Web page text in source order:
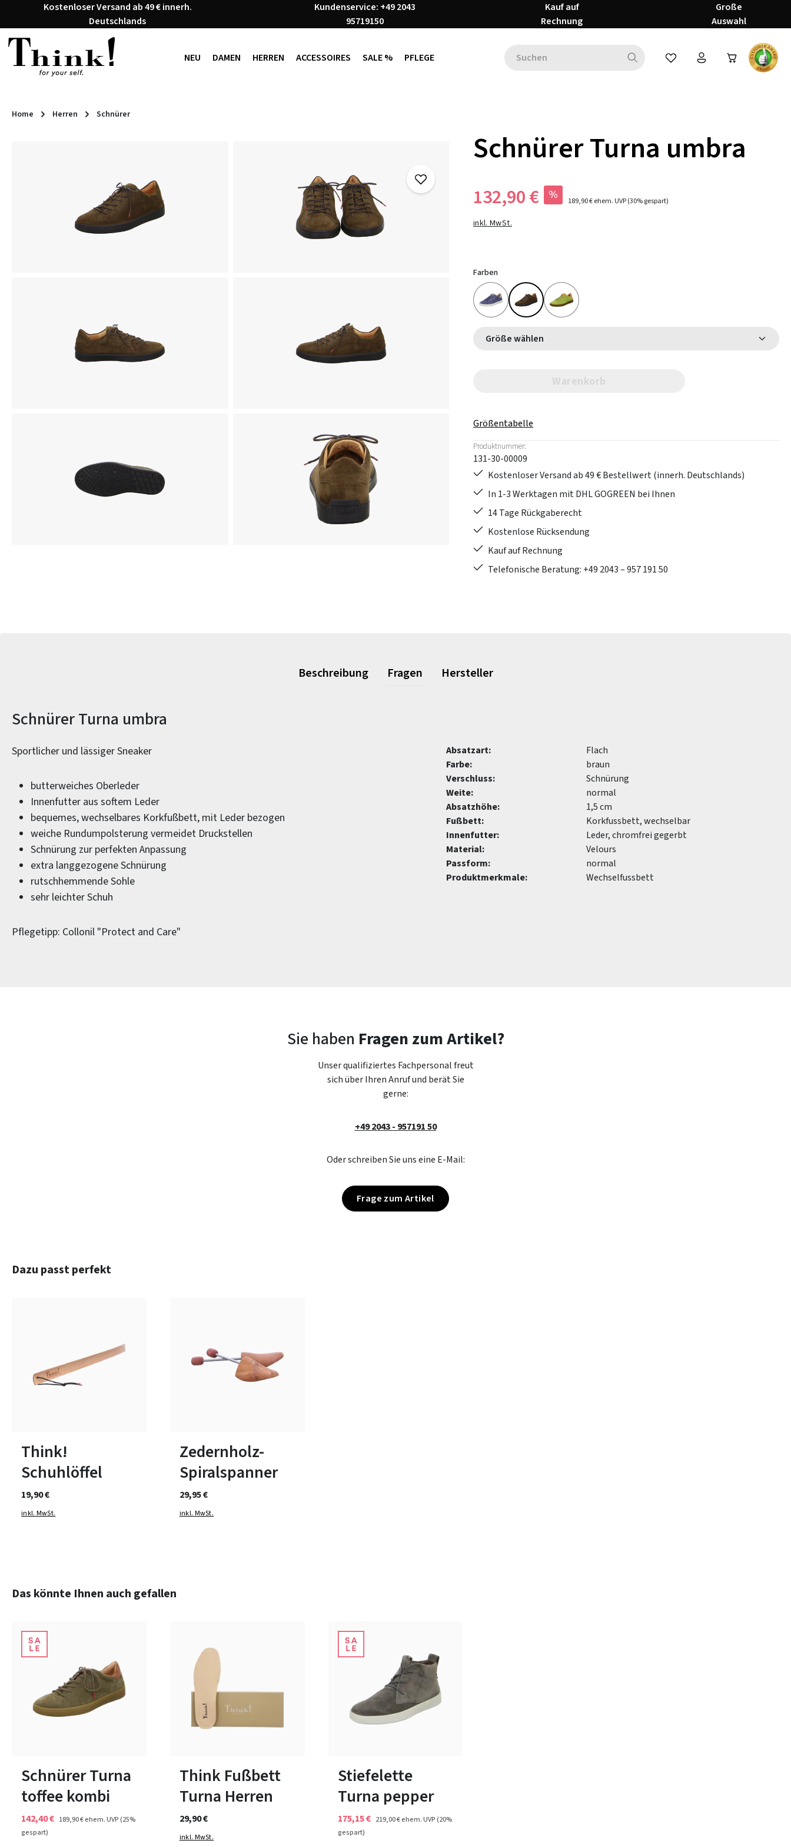
Hauptinhalt springen
Zur Suche springen
Zur Hauptnavigation springen
Kostenloser Versand ab 49 € innerh.
Deutschlands
Kundenservice: +49 2043
95719150
Kauf auf
Rechnung
Große
Auswahl
NEU DAMEN HERREN ACCESSOIRES SALE % PFLEGE Du hast 0 Produkte auf dem
Home Herren Schnürer
Schnürer Turna umbra
132,90 € % 189,90 €ehem. UVP(30% gespart)
inkl. MwSt.
Farben
Größe wählen
Warenkorb
Größentabelle
Produktnummer:
131-30-00009
Kostenloser Versand ab 49 € Bestellwert (innerh. Deutschlands)
In 1-3 Werktagen mit DHL GOGREEN bei Ihnen
14 Tage Rückgaberecht
Kostenlose Rücksendung
Kauf auf Rechnung
Telefonische Beratung: +49 2043 – 957 191 50
Beschreibung Fragen Hersteller
Produktinformationen
Schnürer Turna umbra
Sportlicher und lässiger Sneaker
butterweiches Oberleder
Innenfutter aus softem Leder
bequemes, wechselbares Korkfußbett, mit Leder bezogen
weiche Rundumpolsterung vermeidet Druckstellen
Schnürung zur perfekten Anpassung
extra langgezogene Schnürung
rutschhemmende Sohle
sehr leichter Schuh
Pflegetipp: Collonil "Protect and Care"
Absatzart:
Flach
Farbe:
braun
Verschluss:
Schnürung
Weite:
normal
Absatzhöhe:
1,5 cm
Fußbett:
Korkfussbett, wechselbar
Innenfutter:
Leder, chromfrei gegerbt
Material:
Velours
Passform:
normal
Produktmerkmale:
Wechselfussbett
Sie haben Fragen zum Artikel?
Unser qualifiziertes Fachpersonal freut
sich über Ihren Anruf und berät Sie
gerne:
+49 2043 - 957191 50
Oder schreiben Sie uns eine E-Mail:
Frage zum Artikel
Produktgalerie überspringen
Dazu passt perfekt
Think!
Schuhlöffel
19,90 €
inkl. MwSt.
Zedernholz-
Spiralspanner
29,95 €
inkl. MwSt.
Produktgalerie überspringen
Das könnte Ihnen auch gefallen
Schnürer Turna
toffee kombi
142,40 € 189,90 €ehem. UVP(25%
gespart)
Think Fußbett
Turna Herren
29,90 €
inkl. MwSt.
Stiefelette
Turna pepper
175,15 € 219,00 €ehem. UVP(20%
gespart)